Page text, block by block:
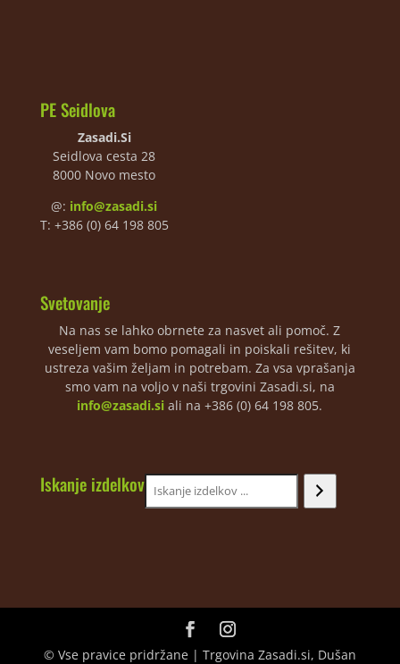
PE Seidlova
Zasadi.Si
Seidlova cesta 28
8000 Novo mesto
@: info@zasadi.si
T: +386 (0) 64 198 805
Svetovanje
Na nas se lahko obrnete za nasvet ali pomoč. Z
veseljem vam bomo pomagali in poiskali rešitev, ki
ustreza vašim željam in potrebam. Za vsa vprašanja
smo vam na voljo v naši trgovini Zasadi.si, na
info@zasadi.si ali na +386 (0) 64 198 805.
Iskanje izdelkov
© Vse pravice pridržane | Trgovina Zasadi.si, Dušan